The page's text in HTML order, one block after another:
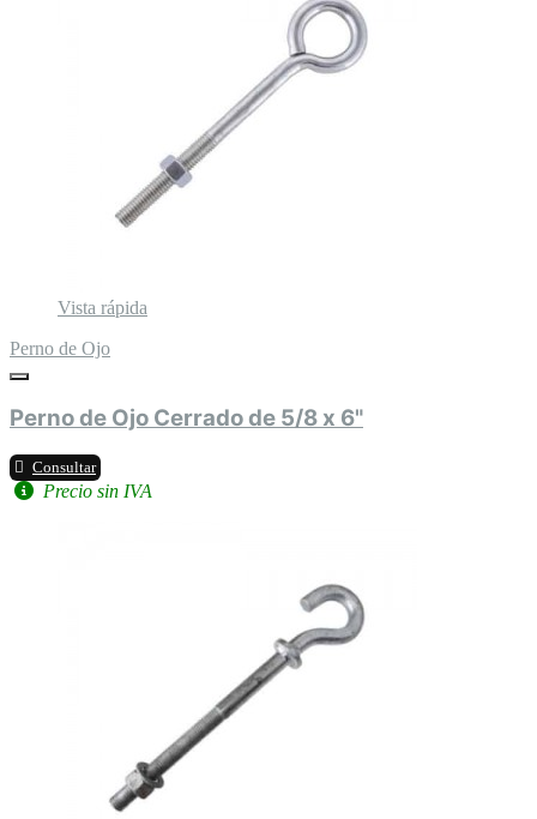
Vista rápida
Perno de Ojo
Perno de Ojo Cerrado de 5/8 x 6"
Consultar
Precio sin IVA